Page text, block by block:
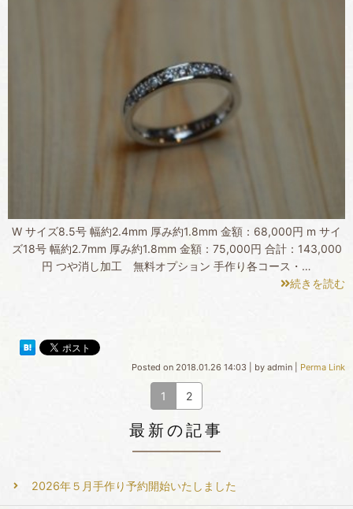
W サイズ8.5号 幅約2.4mm 厚み約1.8mm 金額：68,000円 m サイ
ズ18号 幅約2.7mm 厚み約1.8mm 金額：75,000円 合計：143,000
円 つや消し加工 無料オプション 手作り各コース・…
続きを読む
Posted on 2018.01.26 14:03 by admin Perma Link
1 2
最新の記事
2026年５月手作り予約開始いたしました